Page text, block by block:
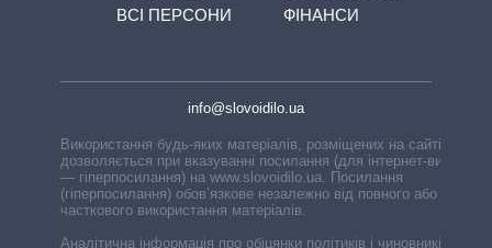
ВСІ ПЕРСОНИ
ФІНАНСИ
info@slovoidilo.ua
Використання будь-яких матеріалів, розміщених на сайті,
дозволяється при вказуванні посилання (для інтернет-видань
— гіперпосилання) на www.slovoidilo.ua. Посилання
(гіперпосилання) обов’язкове незалежно від повного або
часткового використання матеріалів.
Аналітична інформація про обіцянки політиків і чиновників,